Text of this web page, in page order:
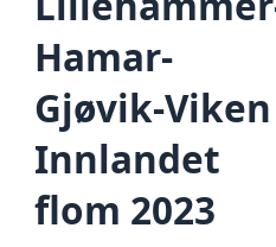
Hamar-
Gjøvik-Viken
Innlandet
flom 2023